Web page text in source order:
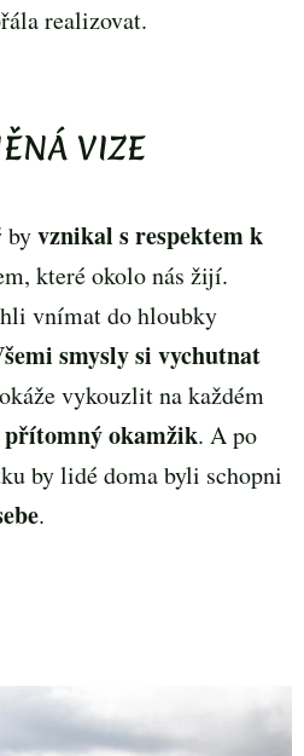
realizovat.
VIZE
byvznikal s respektem k
které okolo nás žijí.
vnímat do hloubky
smysly si vychutnat
vykouzlit na každém
přítomný okamžik. A po
by lidé doma byli schopni
.